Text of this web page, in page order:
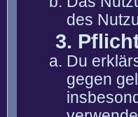
des
3.
Du
gegen